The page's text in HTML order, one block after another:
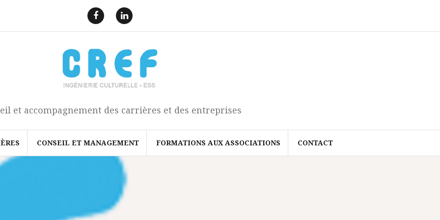
a
c
b
o
k
i
k
e
d
I
n
et accompagnement des carrières et des entreprises
CONSEIL ET MANAGEMENT FORMATIONS AUX ASSOCIATIONS CONTACT